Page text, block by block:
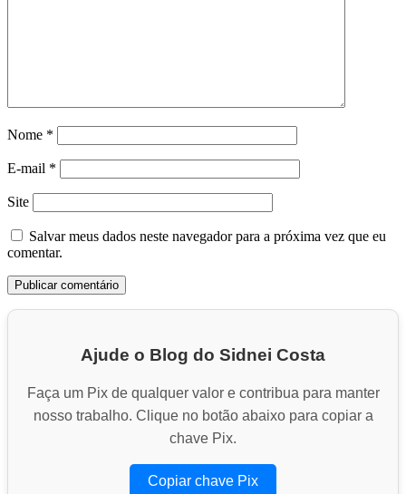
Nome *
E-mail *
Site
Salvar meus dados neste navegador para a próxima vez que eu
comentar.
Ajude o Blog do Sidnei Costa
Faça um Pix de qualquer valor e contribua para manter
nosso trabalho. Clique no botão abaixo para copiar a
chave Pix.
Copiar chave Pix